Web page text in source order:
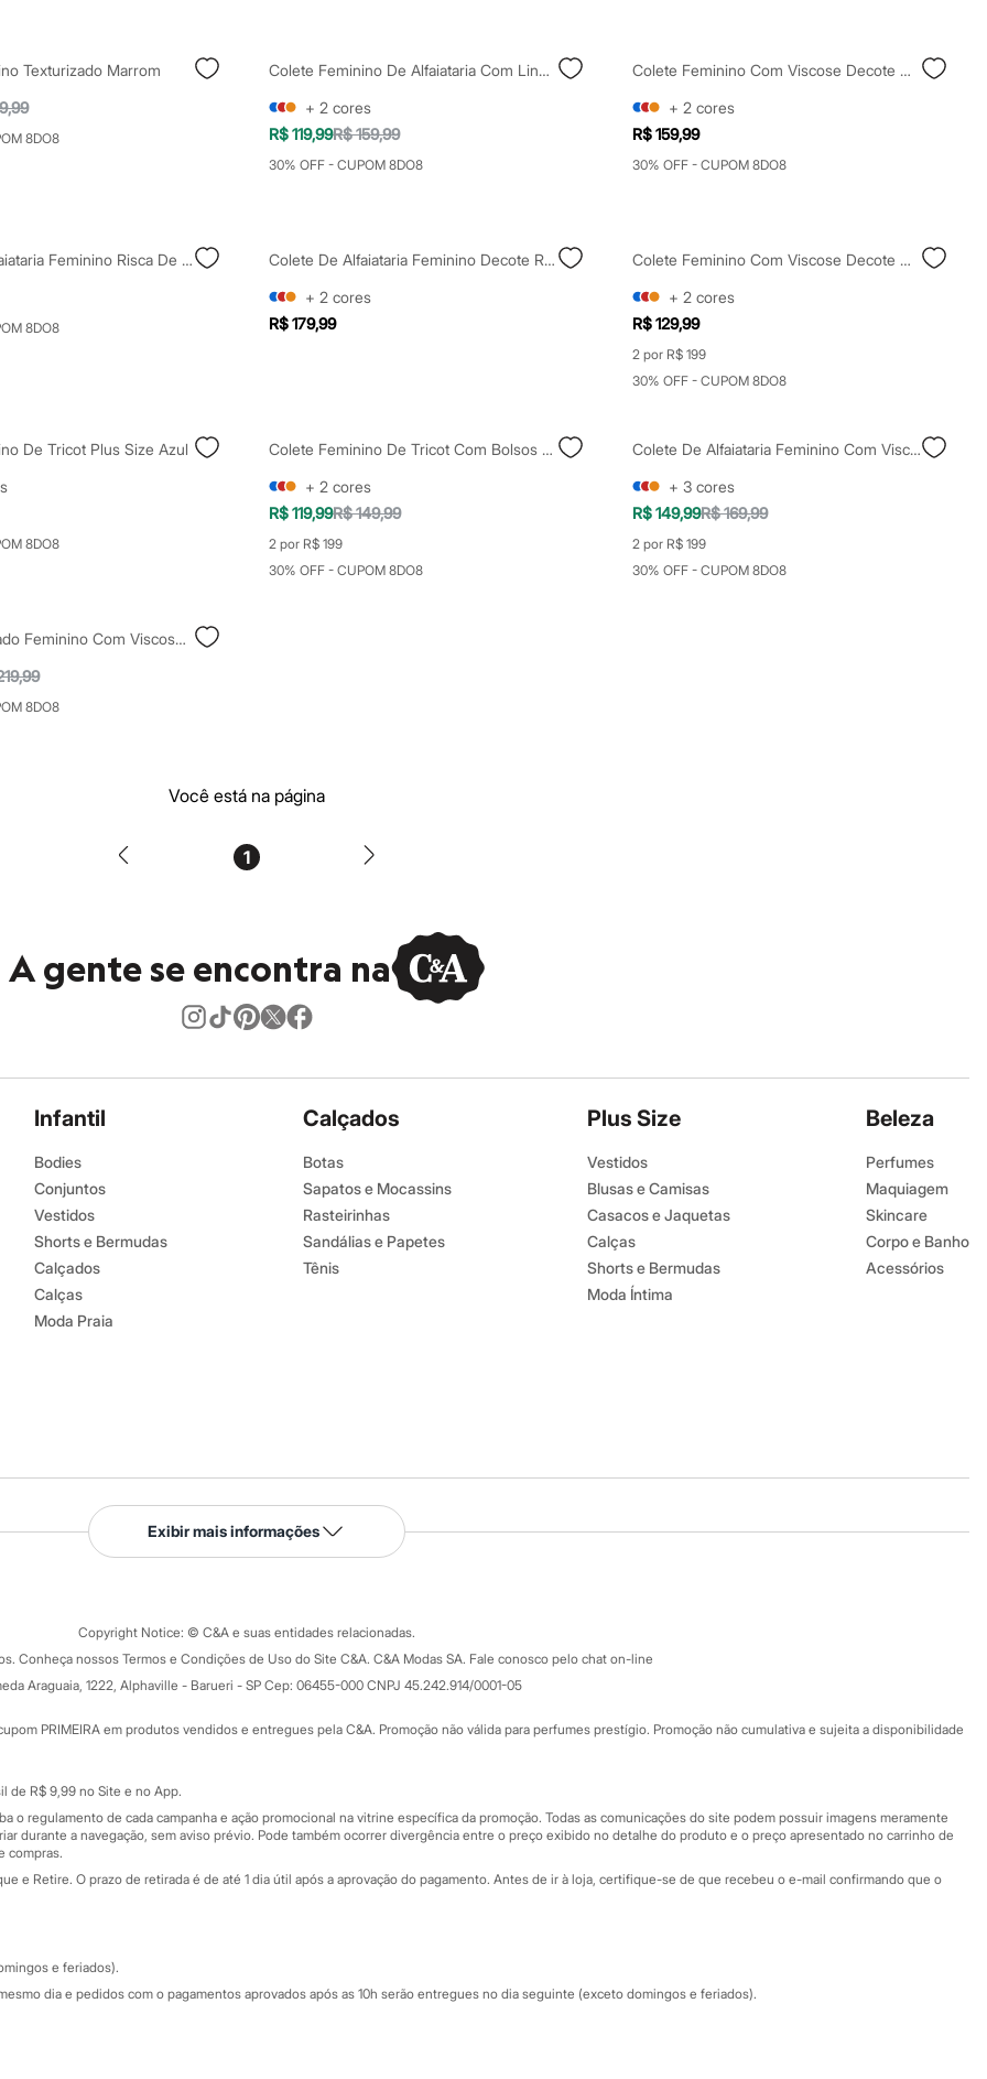
Texturizado Marrom
8DO8
Colete Feminino De Alfaiataria Com Linho Off White
+ 2 cores
R$ 119,99R$ 159,99
30% OFF - CUPOM 8DO8
Colete Feminino Com Viscose Decote Quadrado Rosa
+ 2 cores
R$ 159,99
30% OFF - CUPOM 8DO8
Colete De Alfaiataria Feminino Risca De Giz Azul
8DO8
Colete De Alfaiataria Feminino Decote Redondo Off White
+ 2 cores
R$ 179,99
Colete Feminino Com Viscose Decote Quadrado Azul
+ 2 cores
R$ 129,99
2 por R$ 199
30% OFF - CUPOM 8DO8
De Tricot Plus Size Azul
8DO8
Colete Feminino De Tricot Com Bolsos Vinho
+ 2 cores
R$ 119,99R$ 149,99
2 por R$ 199
30% OFF - CUPOM 8DO8
Colete De Alfaiataria Feminino Com Viscose Off White
+ 3 cores
R$ 149,99R$ 169,99
2 por R$ 199
30% OFF - CUPOM 8DO8
Colete Alongado Feminino Com Viscose Preto
8DO8
Você está na página
1
A gente se encontra na
Infantil
Bodies
Conjuntos
Vestidos
Shorts e Bermudas
Calçados
Calças
Moda Praia
Calçados
Botas
Sapatos e Mocassins
Rasteirinhas
Sandálias e Papetes
Tênis
Plus Size
Vestidos
Blusas e Camisas
Casacos e Jaquetas
Calças
Shorts e Bermudas
Moda Íntima
Beleza
Perfumes
Maquiagem
Skincare
Corpo e Banho
Acessórios
Serviços
Tipos de serviços
Formas de pagamento
Todas as vantagens
Minha C&A
Cupons de desconto
Atendimento
Fale conosco
Central de ética
Eventos
Exibir mais informações
Copyright Notice: © C&A e suas entidades relacionadas.
Conheça nossos Termos e Condições de Uso do Site C&A. C&A Modas SA. Fale conosco pelo chat on-line
Araguaia, 1222, Alphaville - Barueri - SP Cep: 06455-000 CNPJ 45.242.914/0001-05
PRIMEIRA em produtos vendidos e entregues pela C&A. Promoção não válida para perfumes prestígio. Promoção não cumulativa e sujeita a disponibilidade
de R$ 9,99 no Site e no App.
o regulamento de cada campanha e ação promocional na vitrine específica da promoção. Todas as comunicações do site podem possuir imagens meramente
durante a navegação, sem aviso prévio. Pode também ocorrer divergência entre o preço exibido no detalhe do produto e o preço apresentado no carrinho de
compras.
e Retire. O prazo de retirada é de até 1 dia útil após a aprovação do pagamento. Antes de ir à loja, certifique-se de que recebeu o e-mail confirmando que o
e feriados).
dia e pedidos com o pagamentos aprovados após as 10h serão entregues no dia seguinte (exceto domingos e feriados).